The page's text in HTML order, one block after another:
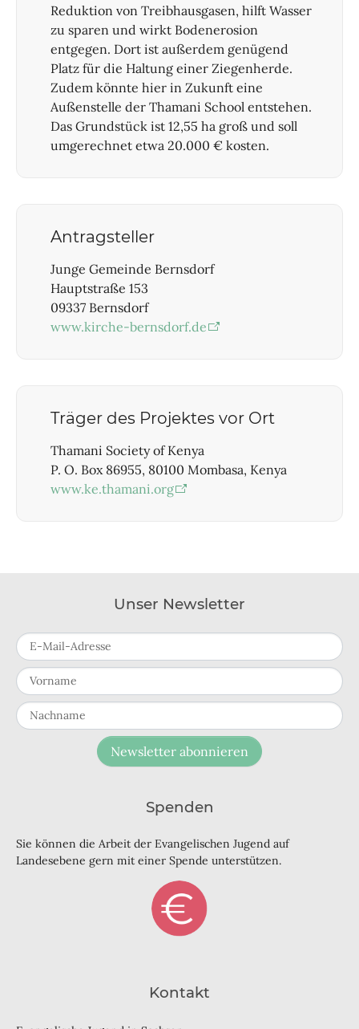
Reduktion von Treibhausgasen, hilft Wasser
zu sparen und wirkt Bodenerosion
entgegen. Dort ist außerdem genügend
Platz für die Haltung einer Ziegenherde.
Zudem könnte hier in Zukunft eine
Außenstelle der Thamani School entstehen.
Das Grundstück ist 12,55 ha groß und soll
umgerechnet etwa 20.000 € kosten.
Antragsteller
Junge Gemeinde Bernsdorf
Hauptstraße 153
09337 Bernsdorf
www.kirche-bernsdorf.de
Träger des Projektes vor Ort
Thamani Society of Kenya
P. O. Box 86955, 80100 Mombasa, Kenya
www.ke.thamani.org
Unser Newsletter
Newsletter abonnieren
Spenden
Sie können die Arbeit der Evangelischen Jugend auf
Landesebene gern mit einer Spende unterstützen.
Kontakt